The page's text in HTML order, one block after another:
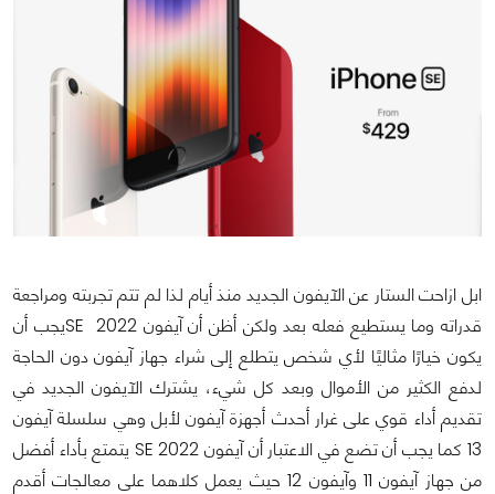
ابل ازاحت الستار عن الآيفون الجديد منذ أيام لذا لم تتم تجربته ومراجعة
قدراته وما يستطيع فعله بعد ولكن أظن أن آيفون 2022 SEيجب أن
يكون خيارًا مثاليًا لأي شخص يتطلع إلى شراء جهاز آيفون دون الحاجة
لدفع الكثير من الأموال وبعد كل شيء، يشترك الآيفون الجديد في
تقديم أداء قوي على غرار أحدث أجهزة آيفون لأبل وهي سلسلة آيفون
13 كما يجب أن تضع في الاعتبار أن آيفون SE 2022 يتمتع بأداء أفضل
من جهاز آيفون 11 وآيفون 12 حيث يعمل كلاهما على معالجات أقدم